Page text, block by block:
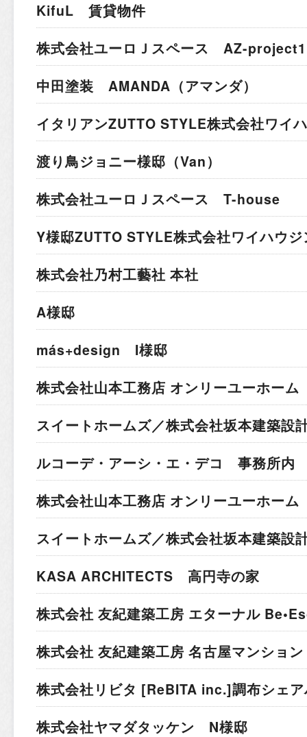
KifuL 賃貸物件
株式会社ユーロＪスペース AZ-project1
中田塗装 AMANDA（アマンダ）
イタリアンZUTTO STYLE株式会社ワイ
渡り鳥ジョニー様邸（Van）
株式会社ユーロＪスペース T-house
Y様邸ZUTTO STYLE株式会社ワイハウジ
株式会社乃村工藝社 本社
A様邸
más+design I様邸
株式会社山本工務店 オンリーユーホー
スイートホームズ／株式会社坂本建築
ルコーデ・アーシ・エ・デコ 事務所内
株式会社山本工務店 オンリーユーホー
スイートホームズ／株式会社坂本建築
KASA ARCHITECTS 高円寺の家
株式会社 友紀建築工房 エターナル
株式会社 友紀建築工房 名古屋マンショ
株式会社リビタ [ReBITA inc.]調布シェ
株式会社ヤマダタッケン N様邸